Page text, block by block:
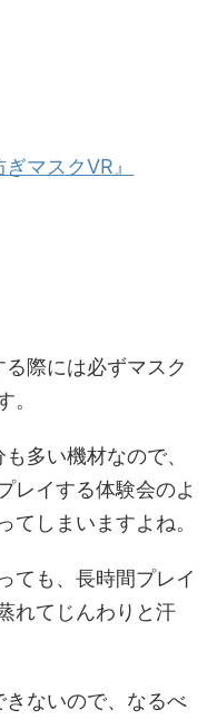
マスクVR』
際には必ずマスク
。
も多い機材なので、
レイする体験会のよ
てしまいますよね。
ても、長時間プレイ
れてじんわりと汗
きないので、なるべ